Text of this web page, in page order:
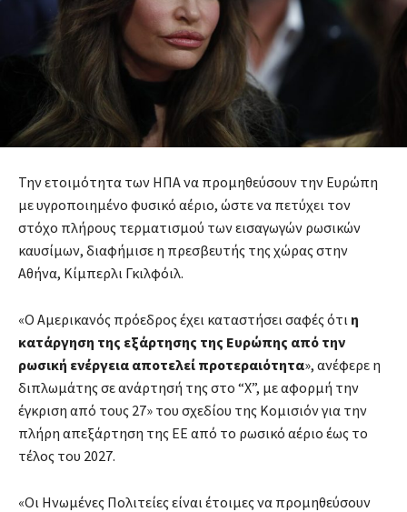
Την ετοιμότητα των ΗΠΑ να προμηθεύσουν την Ευρώπη
με υγροποιημένο φυσικό αέριο, ώστε να πετύχει τον
στόχο πλήρους τερματισμού των εισαγωγών ρωσικών
καυσίμων, διαφήμισε η πρεσβευτής της χώρας στην
Αθήνα, Κίμπερλι Γκιλφόιλ.
«Ο Αμερικανός πρόεδρος έχει καταστήσει σαφές ότι η
κατάργηση της εξάρτησης της Ευρώπης από την
ρωσική ενέργεια αποτελεί προτεραιότητα», ανέφερε η
διπλωμάτης σε ανάρτησή της στο “X”, με αφορμή την
έγκριση από τους 27» του σχεδίου της Κομισιόν για την
πλήρη απεξάρτηση της ΕΕ από το ρωσικό αέριο έως το
τέλος του 2027.
«Οι Ηνωμένες Πολιτείες είναι έτοιμες να προμηθεύσουν